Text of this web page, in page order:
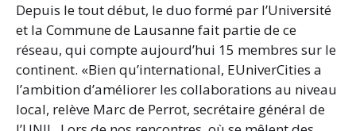
Depuis le tout début, le duo formé par l’Université
et la Commune de Lausanne fait partie de ce
réseau, qui compte aujourd’hui 15 membres sur le
continent. «Bien qu’international, EUniverCities a
l’ambition d’améliorer les collaborations au niveau
local, relève Marc de Perrot, secrétaire général de